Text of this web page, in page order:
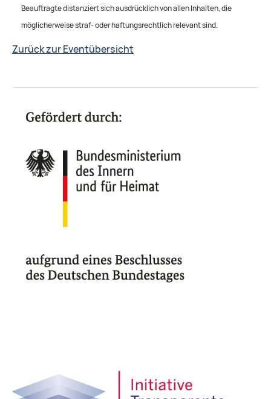
Beauftragte distanziert sich ausdrücklich von allen Inhalten, die
möglicherweise straf- oder haftungsrechtlich relevant sind.
Zurück zur Eventübersicht